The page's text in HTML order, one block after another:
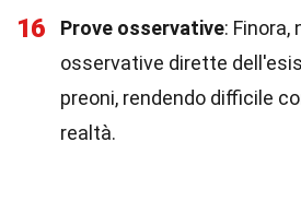
16 Prove osservative: Finora,
osservative dirette
preoni, rendendo difficile
realtà.